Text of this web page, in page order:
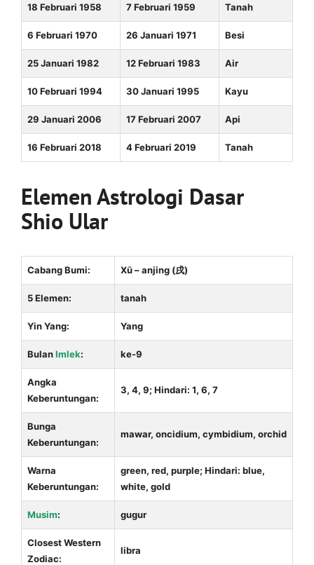
18 Februari 1958 7 Februari 1959 Tanah
6 Februari 1970 26 Januari 1971 Besi
25 Januari 1982 12 Februari 1983 Air
10 Februari 1994 30 Januari 1995 Kayu
29 Januari 2006 17 Februari 2007 Api
16 Februari 2018 4 Februari 2019 Tanah
Elemen Astrologi Dasar
Shio Ular
Cabang Bumi: Xū – anjing (戌)
5 Elemen: tanah
Yin Yang: Yang
BulanImlek: ke-9
Angka
Keberuntungan:
3, 4, 9; Hindari: 1, 6, 7
Bunga
Keberuntungan:
mawar, oncidium, cymbidium, orchid
Warna
Keberuntungan:
green, red, purple; Hindari: blue,
white, gold
Musim: gugur
Closest Western
Zodiac:
libra